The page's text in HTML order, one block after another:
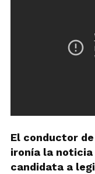
El conductor
ironía la noticia
candidata a